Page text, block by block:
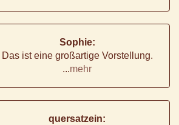
Sophie:
Das ist eine großartige Vorstellung.
...mehr
quersatzein: